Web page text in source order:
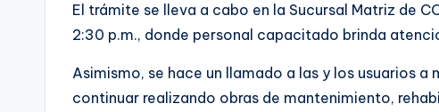
El trámite se lleva a cabo en la Sucursal Matriz de
2:30 p.m., donde personal capacitado brinda
Asimismo, se hace un llamado a las y los usuarios
continuar realizando obras de mantenimiento,